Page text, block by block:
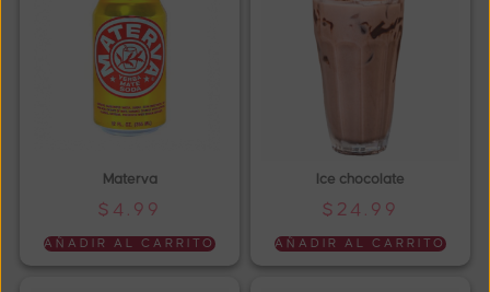
Materva
$ 4.99
AÑADIR AL CARRITO
Ice chocolate
$ 24.99
AÑADIR AL CARRITO